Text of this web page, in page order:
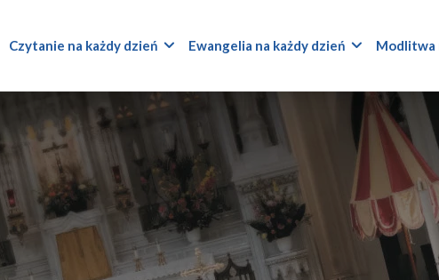
Czytanie na każdy dzień Ewangelia na każdy dzień Modlitwa